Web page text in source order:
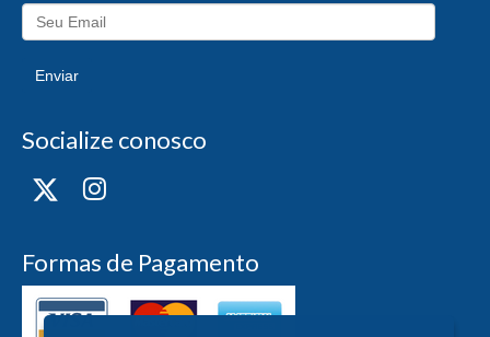
Enviar
Socialize conosco
Formas de Pagamento